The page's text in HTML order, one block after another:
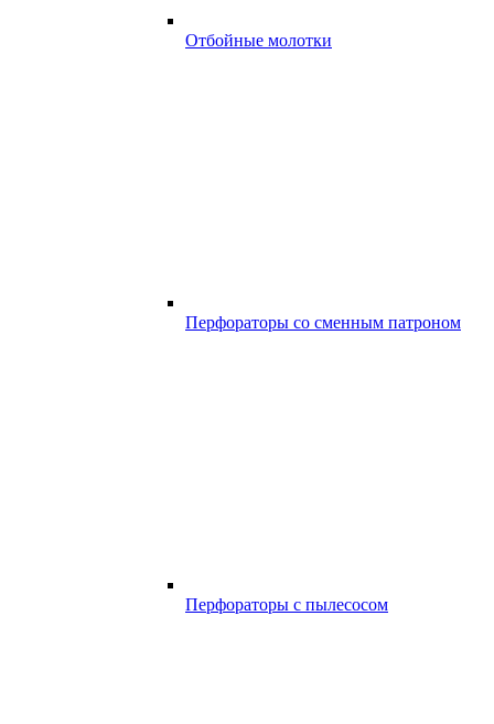
Отбойные молотки
Перфораторы со сменным патроном
Перфораторы с пылесосом